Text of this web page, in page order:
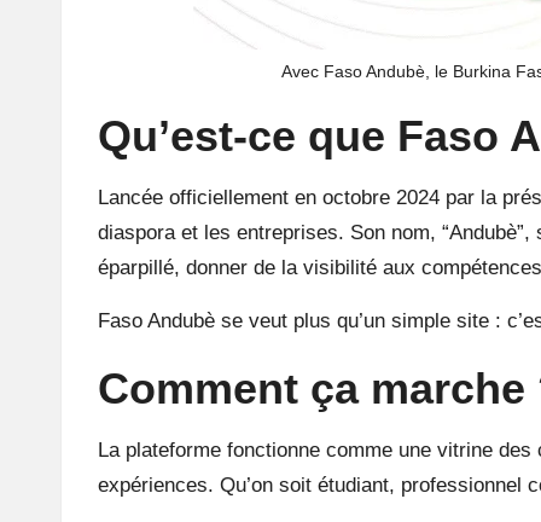
Avec Faso Andubè, le Burkina
Qu’est-ce que Faso
Lancée officiellement en octobre 2024 par la
diaspora et les entreprises. Son nom,
éparpillé, donner de la visibilité aux
Faso Andubè se veut plus qu’un simple site :
Comment ça marche
La plateforme fonctionne comme une vitrine
expériences. Qu’on soit étudiant, professionnel